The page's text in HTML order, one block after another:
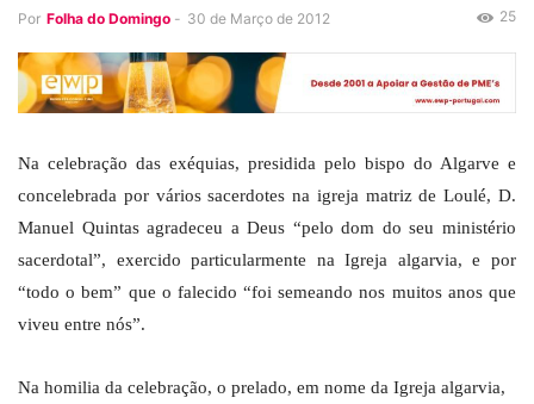
Por Folha do Domingo - 30 de Março de 2012 25
Na celebração das exéquias, presidida pelo bispo do Algarve e
concelebrada por vários sacerdotes na igreja matriz de Loulé, D.
Manuel Quintas agradeceu a Deus “pelo dom do seu ministério
sacerdotal”, exercido particularmente na Igreja algarvia, e por
“todo o bem” que o falecido “foi semeando nos muitos anos que
viveu entre nós”.
Na homilia da celebração, o prelado, em nome da Igreja algarvia,